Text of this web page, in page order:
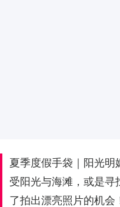
夏季度假手袋｜阳光
受阳光与海滩，或是寻
了拍出漂亮照片的机会